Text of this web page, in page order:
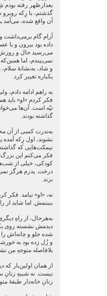
بعدازظهر رفته
گذشتم، با رِکه
آن واقع شده، می‌آمد
آرام گام برمی‌داشت
داده بود بیرون و با
می‌رسید حال و روزش
نمی‌بیندم، اما
و شاد، به‌نشانۀ
یکباره تغییر کرد.
به راهم ادامه دادم،
فکر کردم «او» باید
تپّه است. آن‌ها
گذاشته بودند.
به‌ندرت کسی از آن
نشوند، اول رِکه
نیمکت‌هایی که
فکر می‌کنم این
کودکی، خیلی از
درخت. پدرم هرگز
بزند.
نه، «او» نیامد. فکر
ببینمش. اما شاید از
به‌هرحال، از راهِ
دیدمش نشسته روی
شده جلو و چانه‌اش
و زُل زده بود به
بلافاصله متوجهِ من
از همان اولین‌بار
نیست. نه شبیهِ زنانِ
زنانِ خانه‌دار طبقۀ